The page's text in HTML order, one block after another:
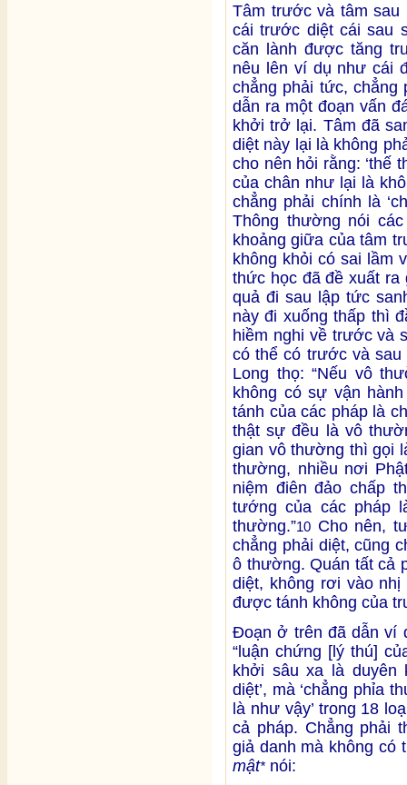
Tâm trước và tâm sau
cái trước diệt cái sau
căn lành được tăng
nêu lên ví dụ như cái
chẳng phải tức, chẳng
dẫn ra một đoạn vấn
khởi trở lại. Tâm đã
diệt này lại là không
cho nên hỏi rằng: ‘thế
của chân như lại là
chẳng phải chính là
Thông thường nói
khoảng giữa của tâm
không khỏi có sai lầm
thức học đã đề xuất ra
quả đi sau lập tức
này đi xuống thấp thì
hiềm nghi về trước và
có thể có trước và
Long thọ: “Nếu vô
không có sự vận
tánh của các pháp là
thật sự đều là vô
gian vô thường thì gọi
thường, nhiều nơi
niệm điên đảo chấp
tướng của các pháp
thường.”10 Cho nên,
chẳng phải diệt, cũng
ô thường. Quán tất cả
diệt, không rơi vào
được tánh không của
Đoạn ở trên đã dẫn ví
“luận chứng [lý thú]
khởi sâu xa là duyên
diệt’, mà ‘chẳng phỉa
là như vậy’ trong 18
cả pháp. Chẳng phải
giả danh mà không
mật* nói: